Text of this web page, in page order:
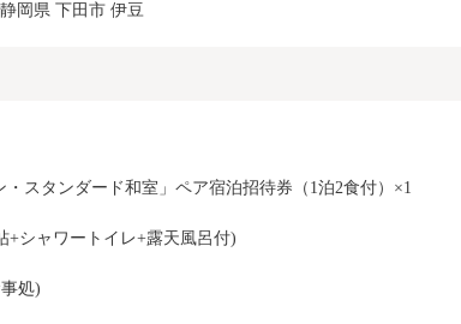
岡県 下田市 伊豆
スタンダード和室」ペア宿泊招待券（1泊2食付）×1
+シャワートイレ+露天風呂付)
処)